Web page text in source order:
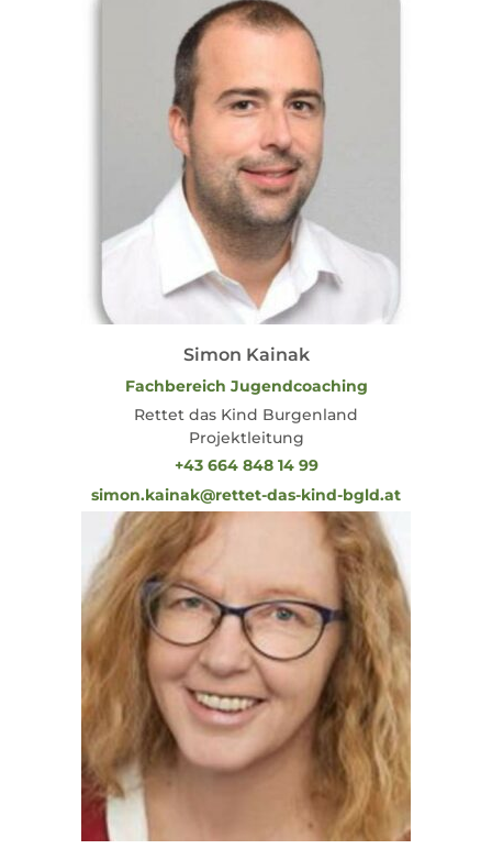
Simon Kainak
Fachbereich Jugendcoaching
Rettet das Kind Burgenland
Projektleitung
+43 664 848 14 99
simon.kainak@rettet-das-kind-bgld.at